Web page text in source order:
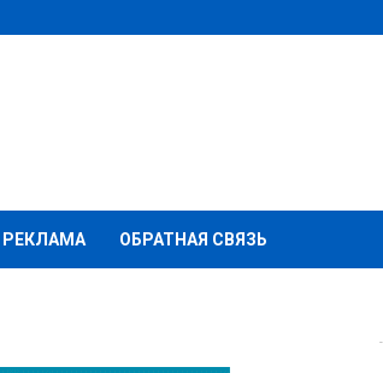
РЕКЛАМА ОБРАТНАЯ СВЯЗЬ